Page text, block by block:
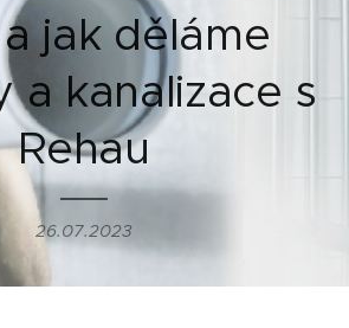
jak děláme
a kanalizace s
Rehau
26.07.2023